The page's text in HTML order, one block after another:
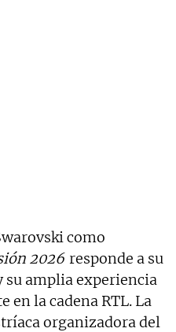
como
2026 responde a su
su amplia experiencia
en la cadena RTL. La
organizadora del